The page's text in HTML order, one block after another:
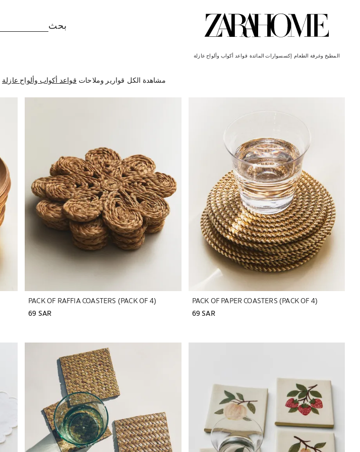
بحث
المطبخ وغرفة الطعام إكسسوارات المائدة قواعد أكواب وألواح عازلة
مشاهدة الكل قوارير وملاحات قواعد أكواب وألواح عازلة
PACK OF PAPER COASTERS (PACK OF 4)
69 SAR
تم تغيير الصورة إلى 1 من 6
PACK OF RAFFIA COASTERS (PACK OF 4)
69 SAR
تم تغيير الصورة إلى 1 من 6
تم تغيير الصورة إلى 1 من 5 تم تغيير الصورة إلى 1 من 5